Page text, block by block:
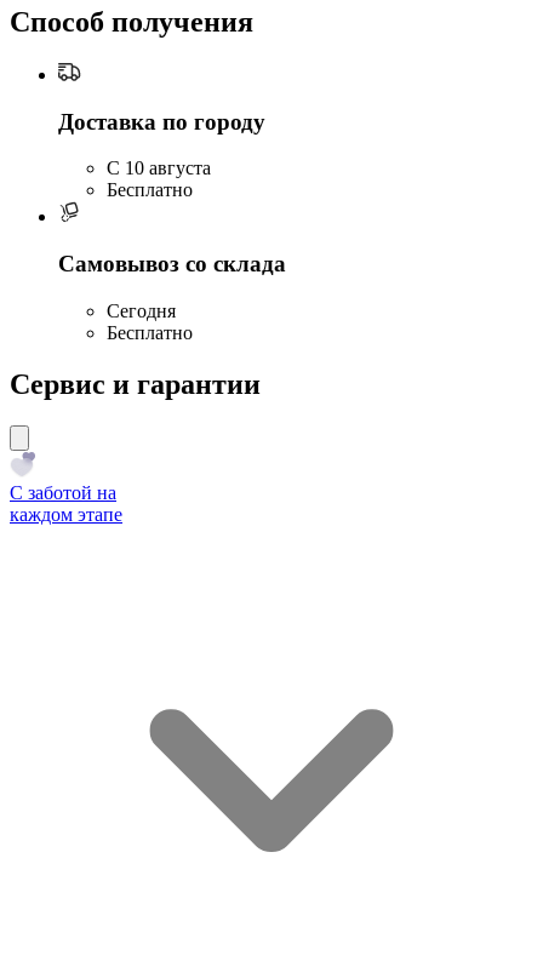
Способ получения
Доставка по городу
C 10 августа
Бесплатно
Самовывоз со склада
Сегодня
Бесплатно
Сервис и гарантии
С заботой на
каждом этапе